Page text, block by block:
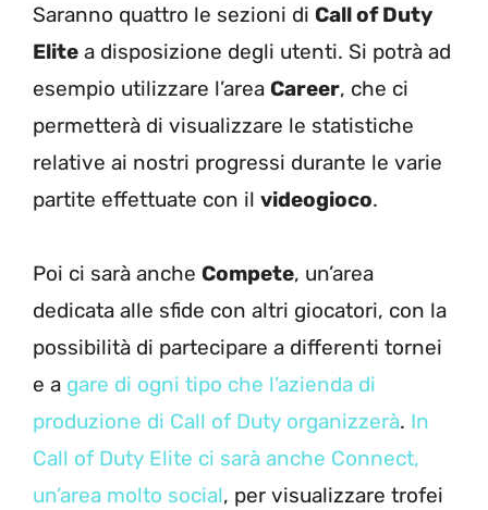
Saranno quattro le sezioni di Call of Duty
Elite a disposizione degli utenti. Si potrà ad
esempio utilizzare l’area Career, che ci
permetterà di visualizzare le statistiche
relative ai nostri progressi durante le varie
partite effettuate con il videogioco.
Poi ci sarà anche Compete, un’area
dedicata alle sfide con altri giocatori, con la
possibilità di partecipare a differenti tornei
e a gare di ogni tipo che l’azienda di
produzione di Call of Duty organizzerà. In
Call of Duty Elite ci sarà anche Connect,
un’area molto social, per visualizzare trofei